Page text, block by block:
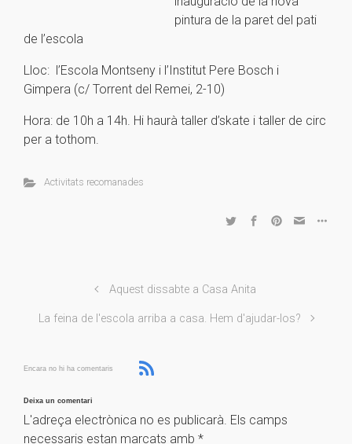
pintura de la paret del pati
de l’escola
Lloc: l’Escola Montseny i l’Institut Pere Bosch i
Gimpera (c/ Torrent del Remei, 2-10)
Hora: de 10h a 14h. Hi haurà taller d’skate i taller de circ
per a tothom.
Activitats recomanades
Aquest dissabte a Casa Anita
La feina de l'escola arriba a casa. Hem d'ajudar-los?
Encara no hi ha comentaris
Deixa un comentari
L'adreça electrònica no es publicarà. Els camps
necessaris estan marcats amb *